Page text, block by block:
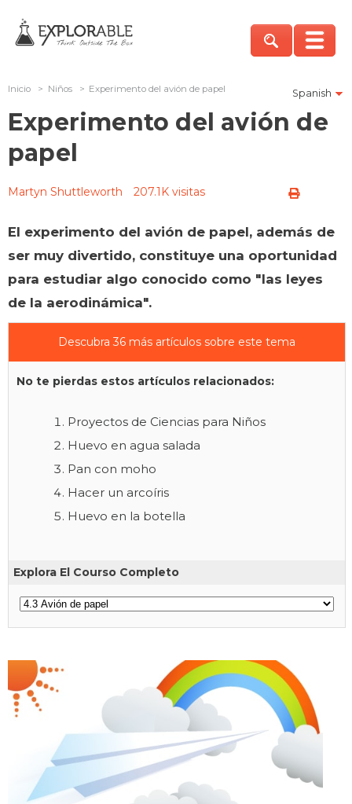
Spanish
Inicio > Niños > Experimento del avión de papel
Experimento del avión de
papel
Martyn Shuttleworth 207.1K visitas
El experimento del avión de papel, además de
ser muy divertido, constituye una oportunidad
para estudiar algo conocido como "las leyes
de la aerodinámica".
Descubra 36 más artículos sobre este tema
No te pierdas estos artículos relacionados:
Proyectos de Ciencias para Niños
Huevo en agua salada
Pan con moho
Hacer un arcoíris
Huevo en la botella
Explora El Courso Completo